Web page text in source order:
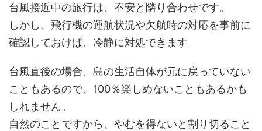
台風接近中の旅行は、不安と隣り合わせです。
しかし、飛行機の運航状況や欠航時の対応を事前に
確認しておけば、冷静に対処できます。
台風直後の場合、島の生活自体が元に戻っていない
こともあるので、100％楽しめないこともあるかも
しれません。
自然のことですから、やむを得ないと割り切ること